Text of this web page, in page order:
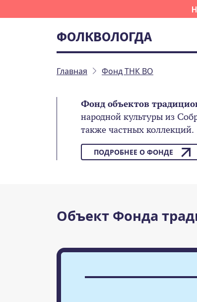
ФОЛКВОЛОГДА
Главная Фонд ТНК ВО
Фонд объектов
народной культуры из
также частных коллекций.
ПОДРОБНЕЕ О ФОНДЕ
Объект Фонда